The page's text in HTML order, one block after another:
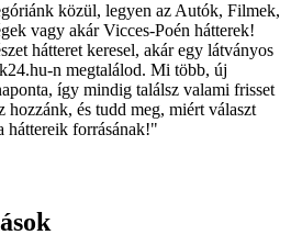
közül, legyen az Autók, Filmek,
vagy akár Vicces-Poén hátterek!
hátteret keresel, akár egy látványos
n megtalálod. Mi több, új
így mindig találsz valami frisset
hozzánk, és tudd meg, miért választ
háttereik forrásának!"